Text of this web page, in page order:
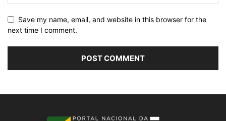
Save my name, email, and website in this browser for the
next time I comment.